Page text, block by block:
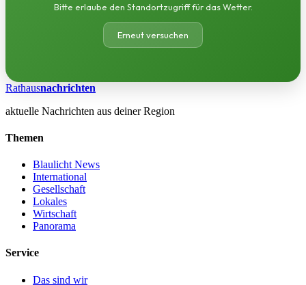
Bitte erlaube den Standortzugriff für das Wetter.
Erneut versuchen
Rathausnachrichten
aktuelle Nachrichten aus deiner Region
Themen
Blaulicht News
International
Gesellschaft
Lokales
Wirtschaft
Panorama
Service
Das sind wir